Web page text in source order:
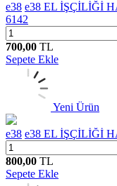
e38 e38 EL İŞÇİLİĞİ
6142
700,00 TL
Sepete Ekle
Yeni Ürün
e38 e38 EL İŞÇİLİĞİ
800,00 TL
Sepete Ekle